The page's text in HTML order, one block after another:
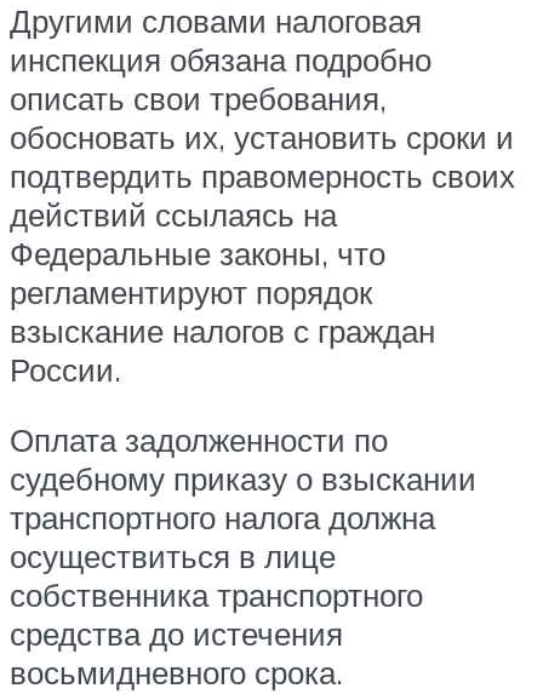
Другими словами налоговая
инспекция обязана подробно
описать свои требования,
обосновать их, установить сроки и
подтвердить правомерность своих
действий ссылаясь на
Федеральные законы, что
регламентируют порядок
взыскание налогов с граждан
России.
Оплата задолженности по
судебному приказу о взыскании
транспортного налога должна
осуществиться в лице
собственника транспортного
средства до истечения
восьмидневного срока.